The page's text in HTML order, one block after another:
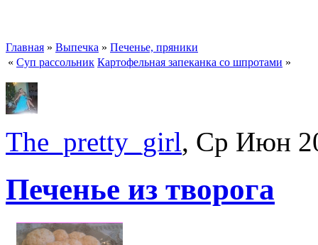
Главная » Выпечка » Печенье, пряники
« Суп рассольник Картофельная запеканка со шпротами »
The_pretty_girl, Ср Июн
Печенье из творога